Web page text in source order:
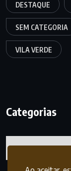
DESTAQUE
SEM CATEGORIA
VILA VERDE
Categorias